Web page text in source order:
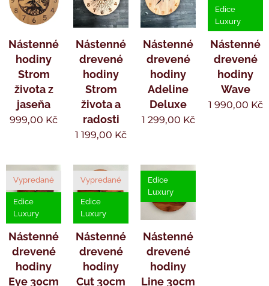
Nástenné
hodiny
Strom
života z
jaseňa
999,00 Kč
Nástenné
drevené
hodiny
Strom
života a
radosti
1 199,00 Kč
Nástenné
drevené
hodiny
Adeline
Deluxe
1 299,00 Kč
Nástenné
drevené
hodiny
Wave
Edice
Luxury
1 990,00 Kč
Nástenné
drevené
hodiny
Eye 30cm
Vypredané
Edice
Luxury
Nástenné
drevené
hodiny
Cut 30cm
Vypredané
Edice
Luxury
Nástenné
drevené
hodiny
Line 30cm
Edice
Luxury